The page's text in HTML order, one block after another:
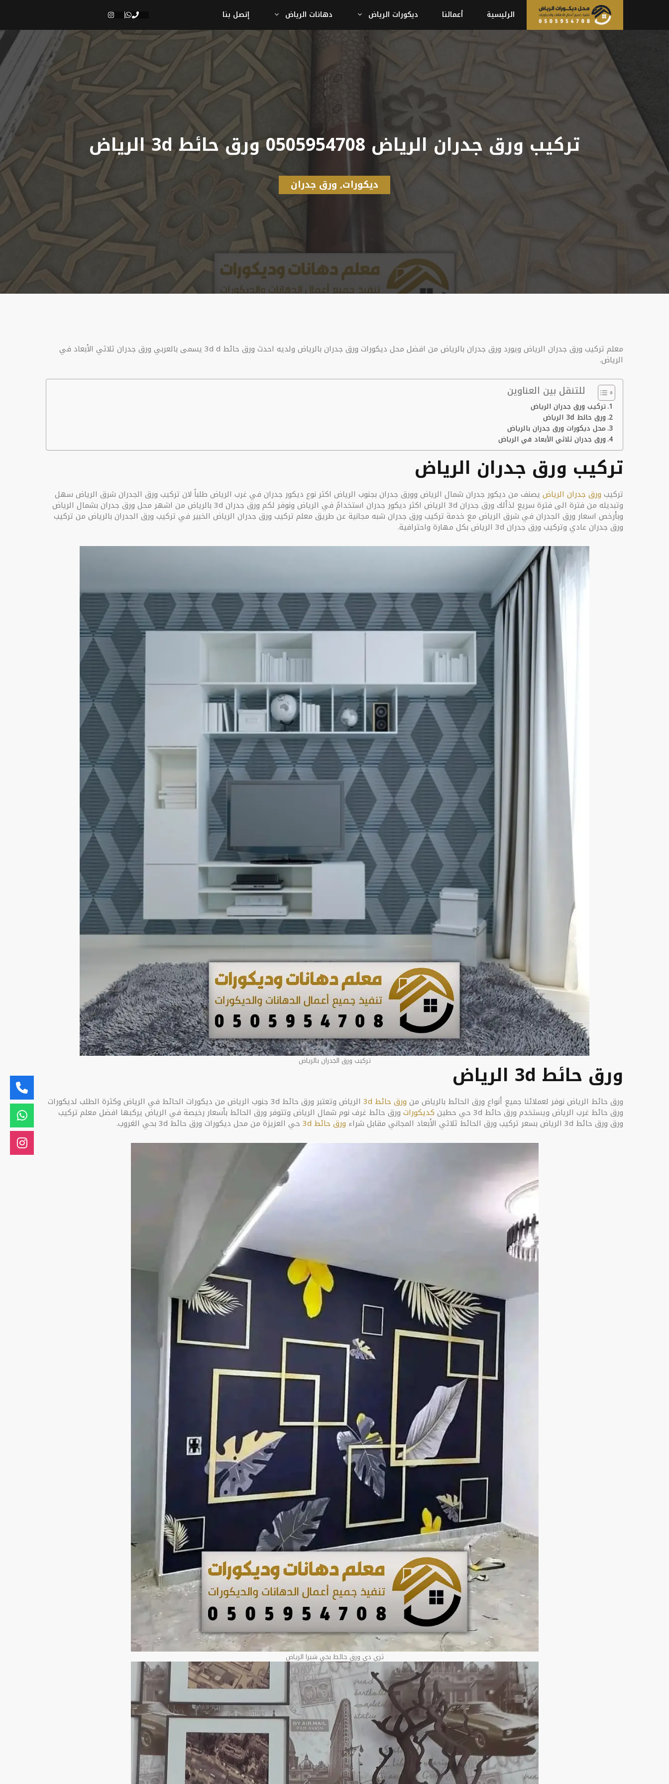
المحتوى
الرئيسية أعمالنا ديكورات الرياض دهانات الرياض إتصل بنا
تركيب ورق جدران الرياض 0505954708 ورق حائط 3d الرياض
ديكورات, ورق جدران
معلم تركيب ورق جدران الرياض ويورد ورق جدران بالرياض من افضل محل ديكورات ورق جدران بالرياض ولديه احدث ورق حائط 3d d يسمى بالعربي ورق جدران ثلاثي الأبعاد في
الرياض.
للتنقل بين العناوين
تركيب ورق جدران الرياض
ورق حائط 3d الرياض
محل ديكورات ورق جدران بالرياض
ورق جدران ثلاثي الأبعاد في الرياض
تركيب ورق جدران الرياض
تركيب ورق جدران الرياض يصنف من ديكور جدران شمال الرياض وورق جدران بجنوب الرياض اكثر نوع ديكور جدران في غرب الرياض طلباً لان تركيب ورق الجدران شرق الرياض سهل
وتبديله من فترة الى فترة سريع لذألك ورق جدران 3d الرياض اكثر ديكور جدران استخدامً في الرياض ونوفر لكم ورق جدران 3d بالرياض من اشهر محل ورق جدران بشمال الرياض
وبأرخص اسعار ورق الجدران في شرق الرياض مع خدمة تركيب ورق جدران شبه مجانية عن طريق معلم تركيب ورق جدران الرياض الخبير في تركيب ورق الجدران بالرياض من تركيب
ورق جدران عادي وتركيب ورق جدران 3d الرياض بكل مهارة واحترافية.
تركيب ورق الجدران بالرياض ورق حائط 3d الرياض
ورق حائط الرياض نوفر لعملائنا جميع أنواع ورق الحائط بالرياض من ورق حائط 3d الرياض وتعتبر ورق حائط 3d جنوب الرياض من ديكورات الحائط في الرياض وكثرة الطلب لديكورات
ورق حائط غرب الرياض ويستخدم ورق حائط 3d حي حطين كديكورات ورق حائط غرف نوم شمال الرياض وتتوفر ورق الحائط بأسعار رخيصة في الرياض يركبها افضل معلم تركيب
ورق ورق حائط 3d الرياض بسعر تركيب ورق الحائط ثلاثي الأبعاد المجاني مقابل شراء ورق حائط 3d حي العزيزة من محل ديكورات ورق حائط 3d بحي الغروب.
ثري دي ورق حائط بحي شبرا الرياض